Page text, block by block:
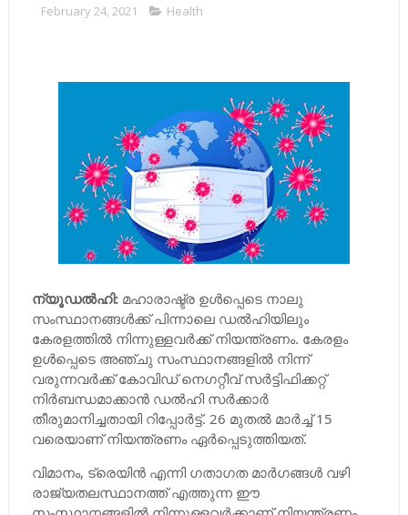
February 24, 2021 Health
ന്യൂഡല്‍ഹി: മഹാരാഷ്ട്ര ഉള്‍പ്പെടെ നാലു
സംസ്ഥാനങ്ങള്‍ക്ക് പിന്നാലെ ഡല്‍ഹിയിലും
കേരളത്തില്‍ നിന്നുള്ളവര്‍ക്ക് നിയന്ത്രണം. കേരളം
ഉള്‍പ്പെടെ അഞ്ചു സംസ്ഥാനങ്ങളില്‍ നിന്ന്
വരുന്നവര്‍ക്ക് കോവിഡ് നെഗറ്റീവ് സര്‍ട്ടിഫിക്കറ്റ്
നിര്‍ബന്ധമാക്കാന്‍ ഡല്‍ഹി സര്‍ക്കാര്‍
തീരുമാനിച്ചതായി റിപ്പോര്‍ട്ട്. 26 മുതല്‍ മാര്‍ച്ച്‌ 15
വരെയാണ് നിയന്ത്രണം ഏര്‍പ്പെടുത്തിയത്.
വിമാനം, ട്രെയിന്‍ എന്നി ഗതാഗത മാര്‍ഗങ്ങള്‍ വഴി
രാജ്യതലസ്ഥാനത്ത് എത്തുന്ന ഈ